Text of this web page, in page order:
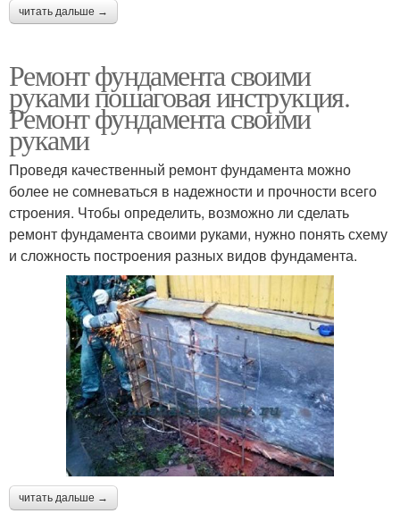
читать дальше →
Ремонт фундамента своими
руками пошаговая инструкция.
Ремонт фундамента своими
руками
Проведя качественный ремонт фундамента можно
более не сомневаться в надежности и прочности всего
строения. Чтобы определить, возможно ли сделать
ремонт фундамента своими руками, нужно понять схему
и сложность построения разных видов фундамента.
читать дальше →